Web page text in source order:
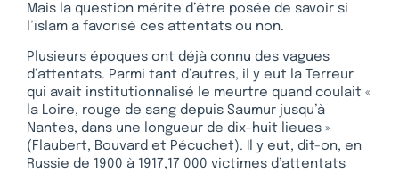
Mais la question mérite d’être posée de savoir si
l’islam a favorisé ces attentats ou non.
Plusieurs époques ont déjà connu des vagues
d’attentats. Parmi tant d’autres, il y eut la Terreur
qui avait institutionnalisé le meurtre quand coulait «
la Loire, rouge de sang depuis Saumur jusqu’à
Nantes, dans une longueur de dix–huit lieues »
(Flaubert, Bouvard et Pécuchet). Il y eut, dit-on, en
Russie de 1900 à 1917,17 000 victimes d’attentats